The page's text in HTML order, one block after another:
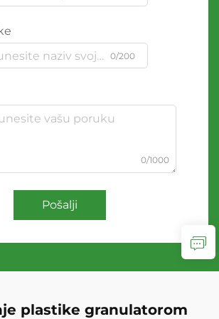
0/200
0/1000
Pošalji
plastike granulatorom